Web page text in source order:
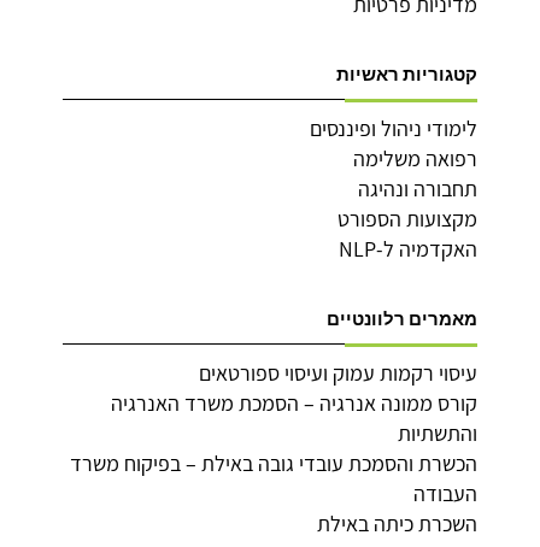
קטגוריות ראשיות
לימודי ניהול ופיננסים
רפואה משלימה
תחבורה ונהיגה
מקצועות הספורט
האקדמיה ל-NLP
מאמרים רלוונטיים
עיסוי רקמות עמוק ועיסוי ספורטאים
קורס ממונה אנרגיה – הסמכת משרד האנרגיה
והתשתיות
הכשרת והסמכת עובדי גובה באילת – בפיקוח משרד
העבודה
השכרת כיתה באילת